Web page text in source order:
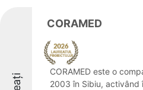
CORAMED
CORAMED este o
2003 în Sibiu, activând